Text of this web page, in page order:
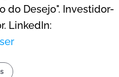
do Desejo". Investidor-
LinkedIn: